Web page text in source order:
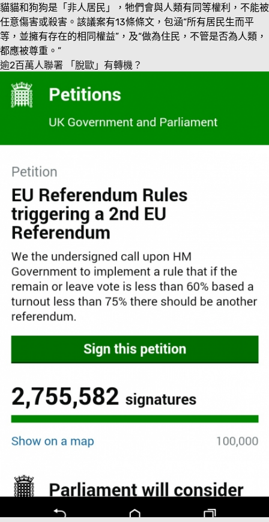
貓貓和狗狗是「非人居民」，牠們會與人類有同等權利，不能被
任意傷害或殺害。該議案有13條條文，包涵“所有居民生而平
等，並擁有存在的相同權益”，及“做為住民，不管是否為人類，
都應被尊重。”
逾2百萬人聯署 「脫歐」有轉機？